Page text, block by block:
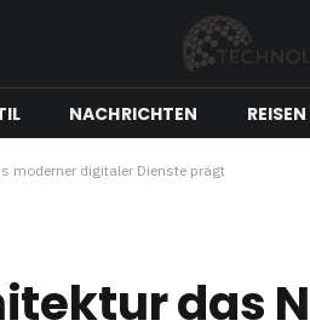
NACHRICHTEN REISEN
moderner digitaler Dienste prägt
das